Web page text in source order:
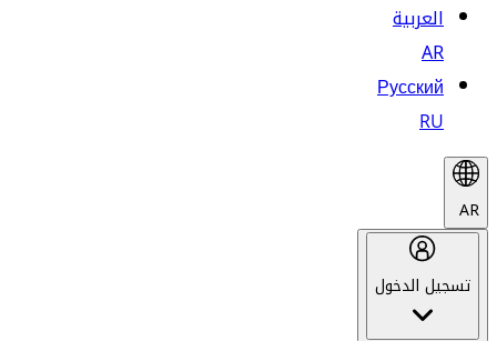
العربية
AR
Русский
RU
AR
تسجيل الدخول